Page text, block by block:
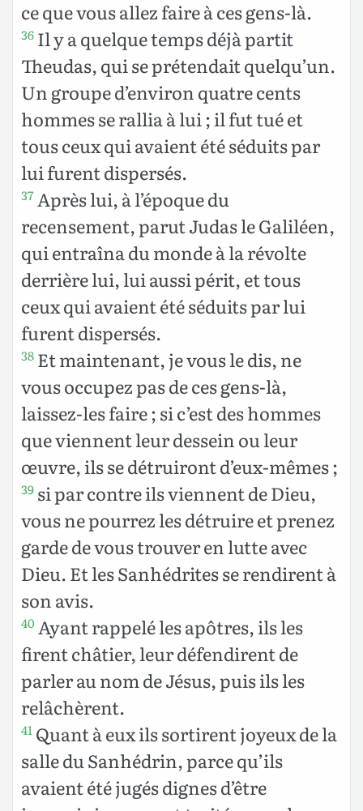
ce que vous allez faire à ces gens-là.
36 Il y a quelque temps déjà partit
Theudas, qui se prétendait quelqu’un.
Un groupe d’environ quatre cents
hommes se rallia à lui ; il fut tué et
tous ceux qui avaient été séduits par
lui furent dispersés.
37Après lui, à l’époque du
recensement, parut Judas le Galiléen,
qui entraîna du monde à la révolte
derrière lui, lui aussi périt, et tous
ceux qui avaient été séduits par lui
furent dispersés.
38 Et maintenant, je vous le dis, ne
vous occupez pas de ces gens-là,
laissez-les faire ; si c’est des hommes
que viennent leur dessein ou leur
œuvre, ils se détruiront d’eux-mêmes ;
39 si par contre ils viennent de Dieu,
vous ne pourrez les détruire et prenez
garde de vous trouver en lutte avec
Dieu. Et les Sanhédrites se rendirent à
son avis.
40 Ayant rappelé les apôtres, ils les
firent châtier, leur défendirent de
parler au nom de Jésus, puis ils les
relâchèrent.
41 Quant à eux ils sortirent joyeux de la
salle du Sanhédrin, parce qu’ils
avaient été jugés dignes d’être